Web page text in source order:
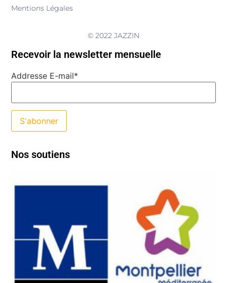
Mentions Légales
© 2022 JAZZIN
Recevoir la newsletter mensuelle
Addresse E-mail*
Nos soutiens